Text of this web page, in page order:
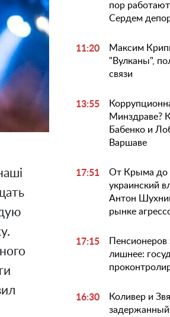
пор
Сердем
11:20
Максим
"Вулканы",
связи
13:55
Минздраве?
Бабенко и
Варшаве
17:51
От Крыма до
украинский
Антон
рынке
17:15
Пенсионеров
лишнее:
16:30
Коливер и
задержанный